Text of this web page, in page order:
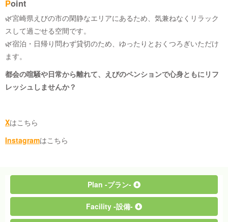
Point
🌿宮崎県えびの市の閑静なエリアにあるため、気兼ねなくリラック
スして過ごせる空間です。
🌿宿泊・日帰り問わず貸切のため、ゆったりとおくつろぎいただけ
ます。
都会の喧騒や日常から離れて、えびのペンションで心身ともにリフ
レッシュしませんか？
Xはこちら
Instagramはこちら
Plan -プラン-
Facility -設備-